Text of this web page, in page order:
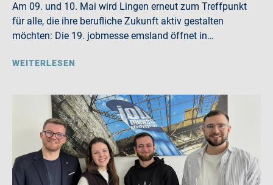
Am 09. und 10. Mai wird Lingen erneut zum Treffpunkt
für alle, die ihre berufliche Zukunft aktiv gestalten
möchten: Die 19. jobmesse emsland öffnet in…
WEITERLESEN